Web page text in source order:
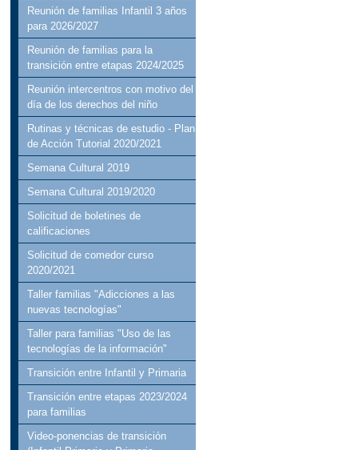
Reunión de familias Infantil 3 años
para 2026/2027
Reunión de familias para la
transición entre etapas 2024/2025
Reunión intercentros con motivo del
día de los derechos del niño
Rutinas y técnicas de estudio - Plan
de Acción Tutorial 2020/2021
Semana Cultural 2019
Semana Cultural 2019/2020
Solicitud de boletines de
calificaciones
Solicitud de comedor curso
2020/2021
Taller familias "Adicciones a las
nuevas tecnologías"
Taller para familias "Uso de las
tecnologías de la información"
Transición entre Infantil y Primaria
Transición entre etapas 2023/2024
para familias
Video-ponencias de transición